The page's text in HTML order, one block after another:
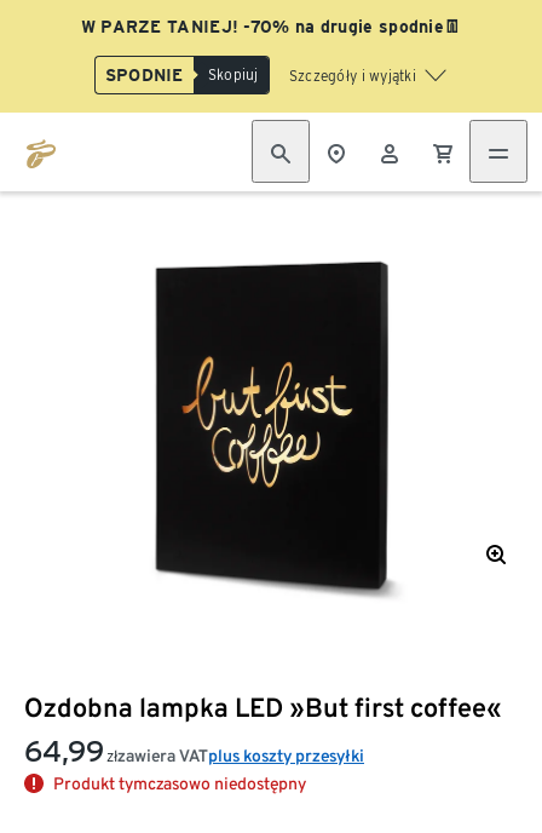
W PARZE TANIEJ! -70% na drugie spodnie👖
SPODNIE Skopiuj Szczegóły i wyjątki
Ozdobna lampka LED »But first coffee«
64,99 złzawiera VATplus koszty przesyłki
Produkt tymczasowo niedostępny